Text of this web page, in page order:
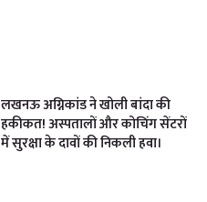
लखनऊ अग्निकांड ने खोली बांदा की
हकीकत! अस्पतालों और कोचिंग सेंटरों
में सुरक्षा के दावों की निकली हवा।